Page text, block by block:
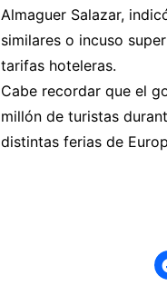
Almaguer Salazar,
similares o incuso
tarifas hoteleras.
Cabe recordar que el
millón de turistas
distintas ferias de